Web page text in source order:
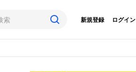
ログイン
新規登録